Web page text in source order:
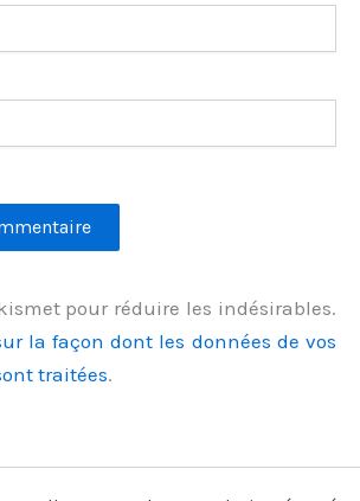
pour réduire les indésirables.
la façon dont les données de vos
traitées.